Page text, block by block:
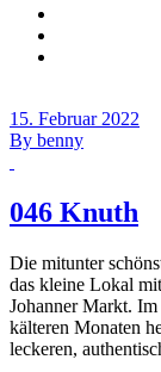
15. Februar 2022
By benny
046 Knuth
Die mitunter
das kleine Lokal
Johanner Markt. Im
kälteren Monaten
leckeren,